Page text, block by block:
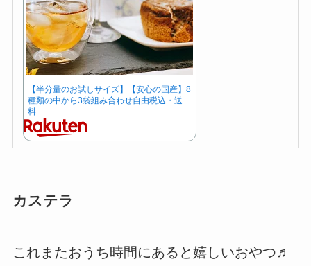
【半分量のお試しサイズ】【安心の国産】8
種類の中から3袋組み合わせ自由税込・送
料…
カステラ
これまたおうち時間にあると嬉しいおやつ♬